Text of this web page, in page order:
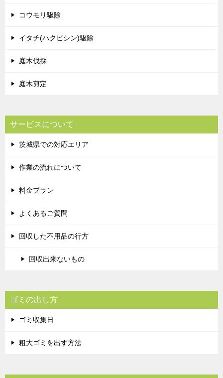
コウモリ駆除
イタチ(ハクビシン)駆除
庭木伐採
庭木剪定
サービスについて
茨城県での対応エリア
作業の流れについて
料金プラン
よくあるご質問
回収した不用品の行方
回収出来ないもの
ゴミの出し方
ゴミ収集日
粗大ゴミを出す方法